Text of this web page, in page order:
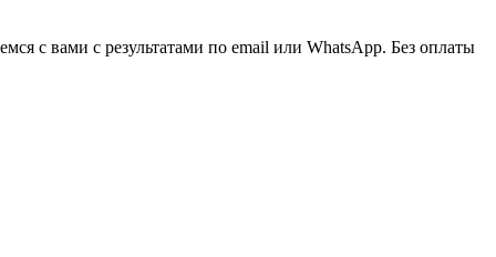
с вами с результатами по email или WhatsApp. Без оплаты